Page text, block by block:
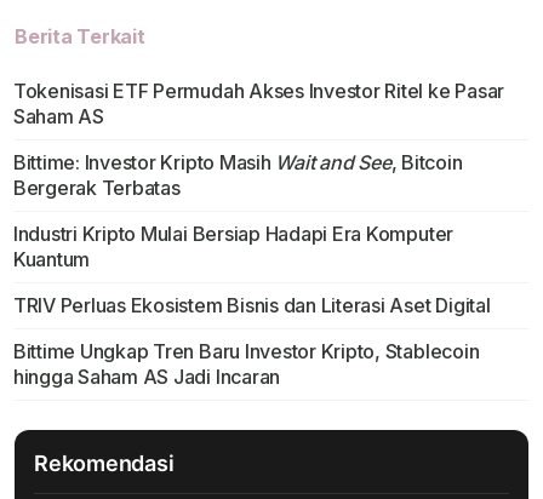
Berita Terkait
Tokenisasi ETF Permudah Akses Investor Ritel ke Pasar
Saham AS
Bittime: Investor Kripto Masih Wait and See, Bitcoin
Bergerak Terbatas
Industri Kripto Mulai Bersiap Hadapi Era Komputer
Kuantum
TRIV Perluas Ekosistem Bisnis dan Literasi Aset Digital
Bittime Ungkap Tren Baru Investor Kripto, Stablecoin
hingga Saham AS Jadi Incaran
Rekomendasi